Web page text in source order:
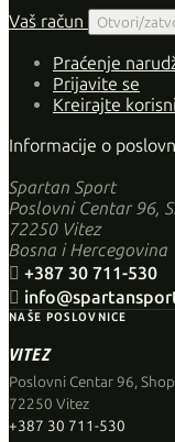
Vaš račun
Otvori/
Praćenje
Prijavite se
Kreirajte
Informacije o
Spartan Sport
Poslovni Centar 96,
72250 Vitez
Bosna i Hercegovina
 +387 30 711-530

NAŠE POSLOVNICE
VITEZ
Poslovni Centar 96,
72250 Vitez
+387 30 711-530